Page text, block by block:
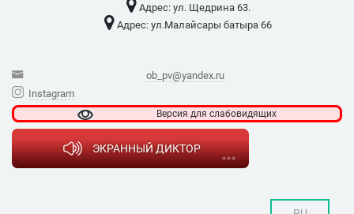
Адрес: ​ул. Щедрина 63.
Адрес: ​ул.Малайсары батыра 66
ob_pv@yandex.ru
Instagram
Версия для слабовидящих
ЭКРАННЫЙ ДИКТОР